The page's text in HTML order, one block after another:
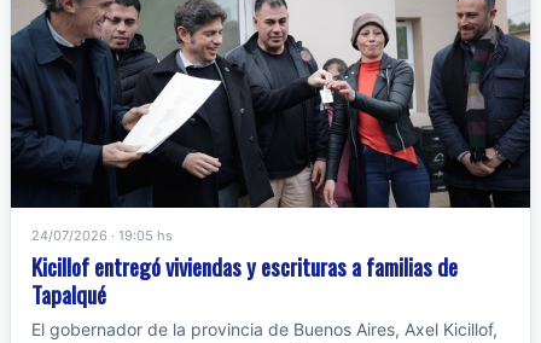
24/07/2026 · 19:05 hs
Kicillof entregó viviendas y escrituras a familias de
Tapalqué
El gobernador de la provincia de Buenos Aires, Axel Kicillof,